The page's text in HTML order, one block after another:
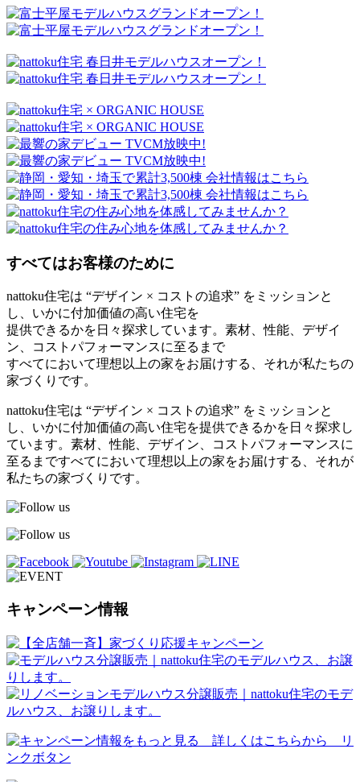
すべてはお客様のために
nattoku住宅は “デザイン × コストの追求” をミッションと
し、いかに付加価値の高い住宅を
提供できるかを日々探求しています。素材、性能、デザイ
ン、コストパフォーマンスに至るまで
すべてにおいて理想以上の家をお届けする、それが私たちの
家づくりです。
nattoku住宅は “デザイン × コストの追求” をミッションと
し、いかに付加価値の高い住宅を提供できるかを日々探求し
ています。素材、性能、デザイン、コストパフォーマンスに
至るまですべてにおいて理想以上の家をお届けする、それが
私たちの家づくりです。
キャンペーン情報